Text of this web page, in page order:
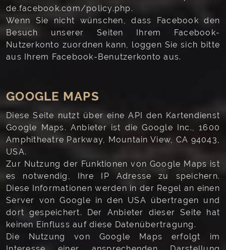
de.facebook.com/policy.php.
Wenn Sie nicht wünschen, dass Facebook den
Besuch unserer Seiten Ihrem Facebook-
Nutzerkonto zuordnen kann, loggen Sie sich bitte
aus Ihrem Facebook-Benutzerkonto aus.
GOOGLE MAPS
Diese Seite nutzt über eine API den Kartendienst
Google Maps. Anbieter ist die Google Inc., 1600
Amphitheatre Parkway, Mountain View, CA 94043,
USA.
Zur Nutzung der Funktionen von Google Maps ist
es notwendig, Ihre IP Adresse zu speichern.
Diese Informationen werden in der Regel an einen
Server von Google in den USA übertragen und
dort gespeichert. Der Anbieter dieser Seite hat
keinen Einfluss auf diese Datenübertragung.
Die Nutzung von Google Maps erfolgt im